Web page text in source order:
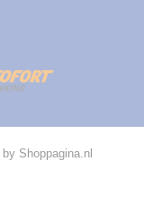
Shoppagina.nl